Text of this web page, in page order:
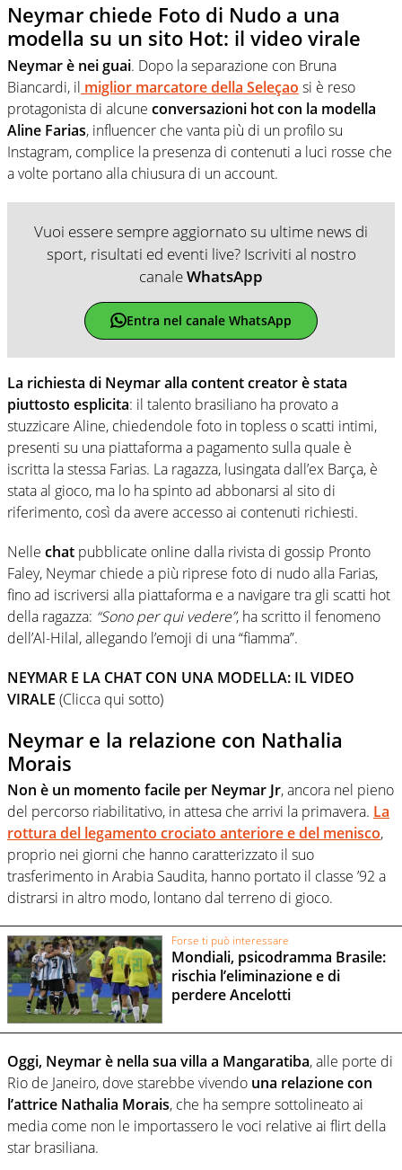
Neymar chiede Foto di Nudo a una
modella su un sito Hot: il video virale
Neymar è nei guai. Dopo la separazione con Bruna
Biancardi, il miglior marcatore della Seleçao si è reso
protagonista di alcune conversazioni hot con la modella
Aline Farias, influencer che vanta più di un profilo su
Instagram, complice la presenza di contenuti a luci rosse che
a volte portano alla chiusura di un account.
Vuoi essere sempre aggiornato su ultime news di
sport, risultati ed eventi live? Iscriviti al nostro
canaleWhatsApp
Entra nel canale WhatsApp
La richiesta di Neymar alla content creator è stata
piuttosto esplicita: il talento brasiliano ha provato a
stuzzicare Aline, chiedendole foto in topless o scatti intimi,
presenti su una piattaforma a pagamento sulla quale è
iscritta la stessa Farias. La ragazza, lusingata dall’ex Barça, è
stata al gioco, ma lo ha spinto ad abbonarsi al sito di
riferimento, così da avere accesso ai contenuti richiesti.
Nelle chat pubblicate online dalla rivista di gossip Pronto
Faley, Neymar chiede a più riprese foto di nudo alla Farias,
fino ad iscriversi alla piattaforma e a navigare tra gli scatti hot
della ragazza: “Sono per qui vedere”, ha scritto il fenomeno
dell’Al-Hilal, allegando l’emoji di una “fiamma”.
NEYMAR E LA CHAT CON UNA MODELLA: IL VIDEO
VIRALE (Clicca qui sotto)
Neymar e la relazione con Nathalia
Morais
Non è un momento facile per Neymar Jr, ancora nel pieno
del percorso riabilitativo, in attesa che arrivi la primavera. La
rottura del legamento crociato anteriore e del menisco,
proprio nei giorni che hanno caratterizzato il suo
trasferimento in Arabia Saudita, hanno portato il classe ’92 a
distrarsi in altro modo, lontano dal terreno di gioco.
Forse ti può interessare
Mondiali, psicodramma Brasile:
rischia l’eliminazione e di
perdere Ancelotti
Oggi, Neymar è nella sua villa a Mangaratiba, alle porte di
Rio de Janeiro, dove starebbe vivendo una relazione con
l’attrice Nathalia Morais, che ha sempre sottolineato ai
media come non le importassero le voci relative ai flirt della
star brasiliana.